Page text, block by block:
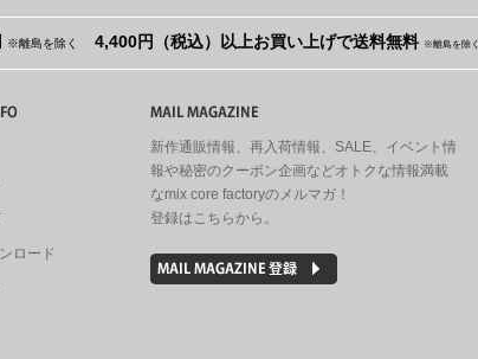
※離島を除く 4,400円（税込）以上お買い上げで送料無料 ※離島を除く
ロード
新作通販情報、再入荷情報、SALE、イベント情
報や秘密のクーポン企画などオトクな情報満載
なmix core factoryのメルマガ！
登録はこちらから。